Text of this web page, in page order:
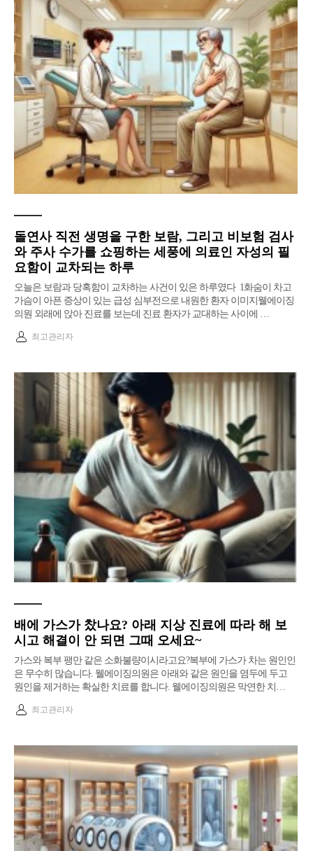
돌연사 직전 생명을 구한 보람, 그리고 비보험 검사
와 주사 수가를 쇼핑하는 세풍에 의료인 자성의 필
요함이 교차되는 하루
오늘은 보람과 당혹함이 교차하는 사건이 있은 하루였다 ​ 1화숨이 차고
가슴이 아픈 증상이 있는 급성 심부전으로 내원한 환자 이미지웰에이징
의원 외래에 앉아 진료를 보는데 진료 환자가 교대하는 사이에 …
최고관리자
배에 가스가 찼나요? 아래 지상 진료에 따라 해 보
시고 해결이 안 되면 그때 오세요~
가스와 복부 팽만 같은 소화불량이시라고요?복부에 가스가 차는 원인인
은 무수히 많습니다. 웰에이징의원은 아래와 같은 원인을 염두에 두고
원인을 제거하는 확실한 치료를 합니다. 웰에이징의원은 막연한 치…
최고관리자